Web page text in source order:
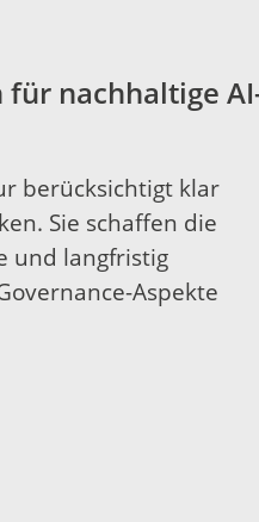
nachhaltige
berücksichtigt klar
Sie schaffen die
und langfristig
Aspekte